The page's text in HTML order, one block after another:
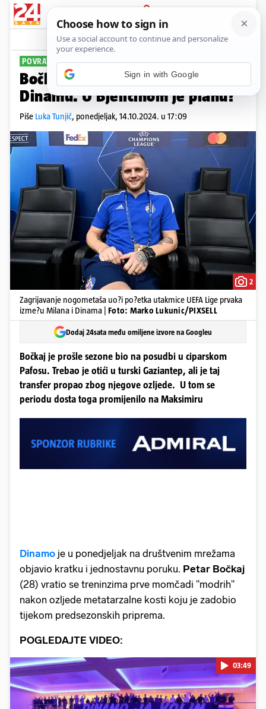
PRIJAVA
Sport Komentari
POVRATNIK
Bočkaj se vratio treninzima u
Dinamu. U Bjeličinom je planu?
Piše Luka Tunjić, ponedjeljak, 14.10.2024. u 17:09
2
Zagrijavanje nogometaša uo?i po?etka utakmice UEFA Lige prvaka
izme?u Milana i Dinama | Foto: Marko Lukunic/PIXSELL
Dodaj 24sata među omiljene izvore na Googleu
Bočkaj je prošle sezone bio na posudbi u ciparskom
Pafosu. Trebao je otići u turski Gaziantep, ali je taj
transfer propao zbog njegove ozljede. U tom se
periodu dosta toga promijenilo na Maksimiru
Dinamo je u ponedjeljak na društvenim mrežama
objavio kratku i jednostavnu poruku. Petar Bočkaj
(28) vratio se treninzima prve momčadi "modrih"
nakon ozljede metatarzalne kosti koju je zadobio
tijekom predsezonskih priprema.
POGLEDAJTE VIDEO:
03:49
Sign in with Google